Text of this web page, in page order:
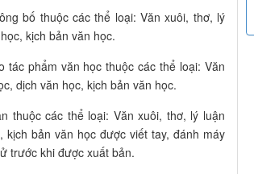
bố thuộc các thể loại: Văn xuôi, thơ, lý
kịch bản văn học.
phẩm văn học thuộc các thể loại: Văn
dịch văn học, kịch bản văn học.
thuộc các thể loại: Văn xuôi, thơ, lý luận
bản văn học được viết tay, đánh máy
trước khi được xuất bản.